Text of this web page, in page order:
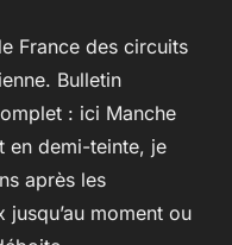
France des circuits
Bulletin
: ici Manche
en demi-teinte, je
après les
moment ou